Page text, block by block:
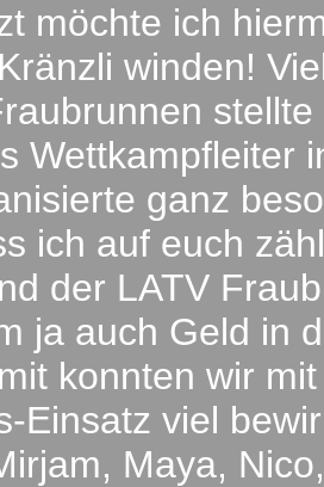
möchte ich
winden!
Wettkampfleiter
ganz
ich auf euch
der LATV
ja auch Geld in
konnten wir
Einsatz viel
Maya,